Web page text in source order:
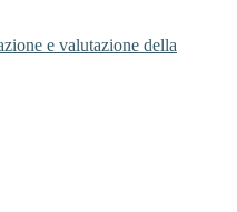
e valutazione della